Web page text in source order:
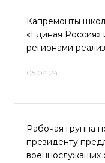
Капремонты
«Единая
регионами
05.04.24
Рабочая группа
президенту
военнослужащих